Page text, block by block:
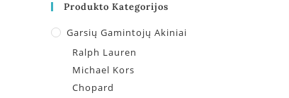
Produkto Kategorijos
Garsių Gamintojų Akiniai
Ralph Lauren
Michael Kors
Chopard